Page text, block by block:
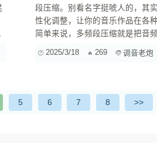
段压缩。别看名字挺唬人的，其
性化调整，让你的音乐作品在各种播放设备
简单来说，多频段压缩就是把音
衡、更和
2025/3/18 269 调音老炮
5 6 7 8 >>